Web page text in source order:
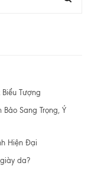
Tượng
Sang Trọng, Ý
Hiện Đại
da?